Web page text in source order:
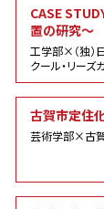
CASE
置の研究～
工学部×（独）
クール・リーズ
古賀市定住
芸術学部×古